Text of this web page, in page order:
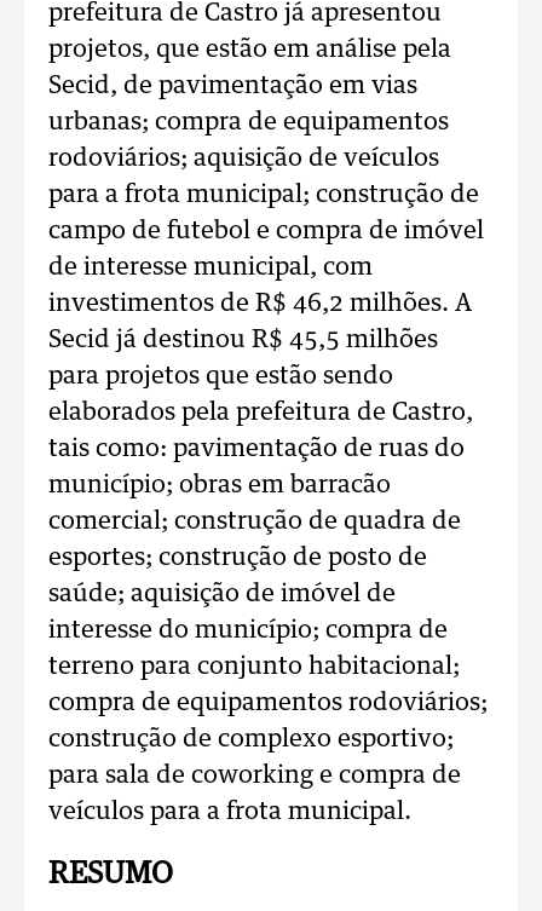
prefeitura de Castro já apresentou
projetos, que estão em análise pela
Secid, de pavimentação em vias
urbanas; compra de equipamentos
rodoviários; aquisição de veículos
para a frota municipal; construção de
campo de futebol e compra de imóvel
de interesse municipal, com
investimentos de R$ 46,2 milhões. A
Secid já destinou R$ 45,5 milhões
para projetos que estão sendo
elaborados pela prefeitura de Castro,
tais como: pavimentação de ruas do
município; obras em barracão
comercial; construção de quadra de
esportes; construção de posto de
saúde; aquisição de imóvel de
interesse do município; compra de
terreno para conjunto habitacional;
compra de equipamentos rodoviários;
construção de complexo esportivo;
para sala de coworking e compra de
veículos para a frota municipal.
RESUMO